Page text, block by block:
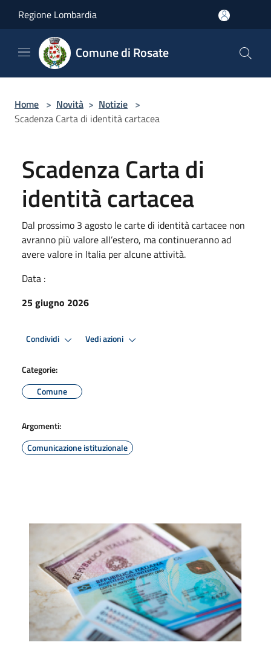
Regione Lombardia
Comune di Rosate
Home > Novità > Notizie >
Scadenza Carta di identità cartacea
Scadenza Carta di
identità cartacea
Dal prossimo 3 agosto le carte di identità cartacee non
avranno più valore all’estero, ma continueranno ad
avere valore in Italia per alcune attività.
Data :
25 giugno 2026
Condividi Vedi azioni
Categorie:
Comune
Argomenti:
Comunicazione istituzionale